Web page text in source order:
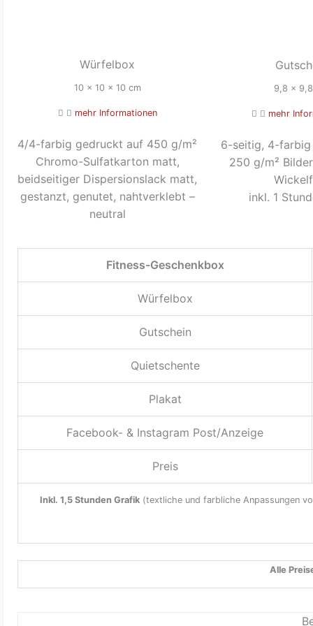
Würfelbox
10 x 10 x 10 cm
mehr Informationen
4/4-farbig gedruckt auf 450 g/m²
Chromo-Sulfatkarton matt,
beidseitiger Dispersionslack matt,
gestanzt, genutet, nahtverklebt –
neutral
9,8 x
mehr
6-seitig, 4-
250 g/m²
inkl. 1
Fitness-Geschenkbox
Würfelbox
Gutschein
Quietschente
Plakat
Facebook- & Instagram Post/Anzeige
Preis
Inkl. 1,5 Stunden Grafik(textliche und farbliche Anpassungen
Alle